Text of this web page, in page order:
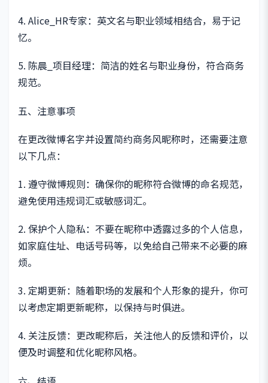
4. Alice_HR专家：英文名与职业领域相结合，易于记
忆。
5. 陈晨_项目经理：简洁的姓名与职业身份，符合商务
规范。
五、注意事项
在更改微博名字并设置简约商务风昵称时，还需要注意
以下几点：
1. 遵守微博规则：确保你的昵称符合微博的命名规范，
避免使用违规词汇或敏感词汇。
2. 保护个人隐私：不要在昵称中透露过多的个人信息，
如家庭住址、电话号码等，以免给自己带来不必要的麻
烦。
3. 定期更新：随着职场的发展和个人形象的提升，你可
以考虑定期更新昵称，以保持与时俱进。
4. 关注反馈：更改昵称后，关注他人的反馈和评价，以
便及时调整和优化昵称风格。